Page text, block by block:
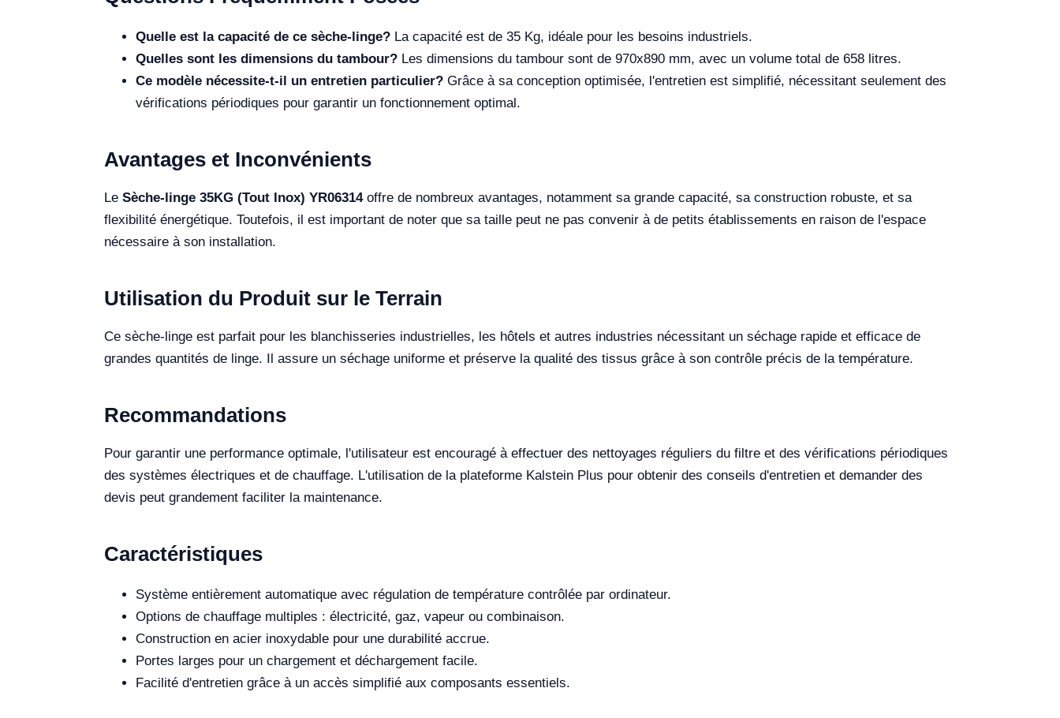
Quelle est la capacité de ce sèche-linge? La capacité est de 35 Kg, idéale pour les besoins industriels.
Quelles sont les dimensions du tambour? Les dimensions du tambour sont de 970x890 mm, avec un volume total de 658 litres.
Ce modèle nécessite-t-il un entretien particulier? Grâce à sa conception optimisée, l'entretien est simplifié, nécessitant seulement des
vérifications périodiques pour garantir un fonctionnement optimal.
Avantages et Inconvénients
Le Sèche-linge 35KG (Tout Inox) YR06314offre de nombreux avantages, notamment sa grande capacité, sa construction robuste, et sa
flexibilité énergétique. Toutefois, il est important de noter que sa taille peut ne pas convenir à de petits établissements en raison de l'espace
nécessaire à son installation.
Utilisation du Produit sur le Terrain
Ce sèche-linge est parfait pour les blanchisseries industrielles, les hôtels et autres industries nécessitant un séchage rapide et efficace de
grandes quantités de linge. Il assure un séchage uniforme et préserve la qualité des tissus grâce à son contrôle précis de la température.
Recommandations
Pour garantir une performance optimale, l'utilisateur est encouragé à effectuer des nettoyages réguliers du filtre et des vérifications périodiques
des systèmes électriques et de chauffage. L'utilisation de la plateforme Kalstein Plus pour obtenir des conseils d'entretien et demander des
devis peut grandement faciliter la maintenance.
Caractéristiques
Système entièrement automatique avec régulation de température contrôlée par ordinateur.
Options de chauffage multiples : électricité, gaz, vapeur ou combinaison.
Construction en acier inoxydable pour une durabilité accrue.
Portes larges pour un chargement et déchargement facile.
Facilité d'entretien grâce à un accès simplifié aux composants essentiels.